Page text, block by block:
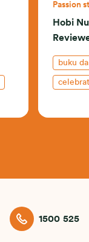
Passion
Hobi
buku
1500 525